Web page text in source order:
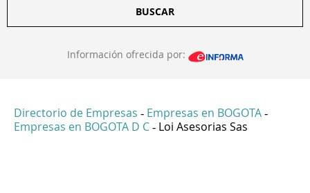
BUSCAR
Información ofrecida por:
Directorio de Empresas - Empresas en BOGOTA -
Empresas en BOGOTA D C - Loi Asesorias Sas